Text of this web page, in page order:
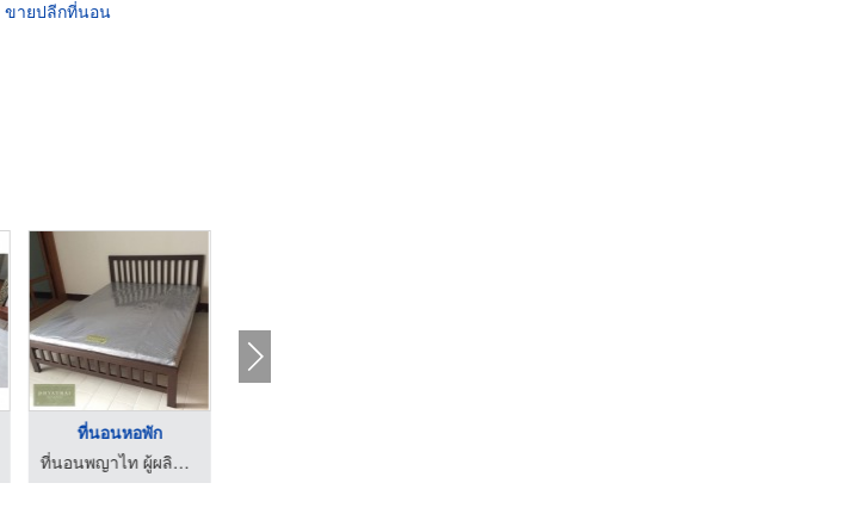
ขายปลีกที่นอน
ที่นอนหอพัก
ที่นอนพญาไท ผู้ผลิตที่นอนขายส่ง-ปลีก